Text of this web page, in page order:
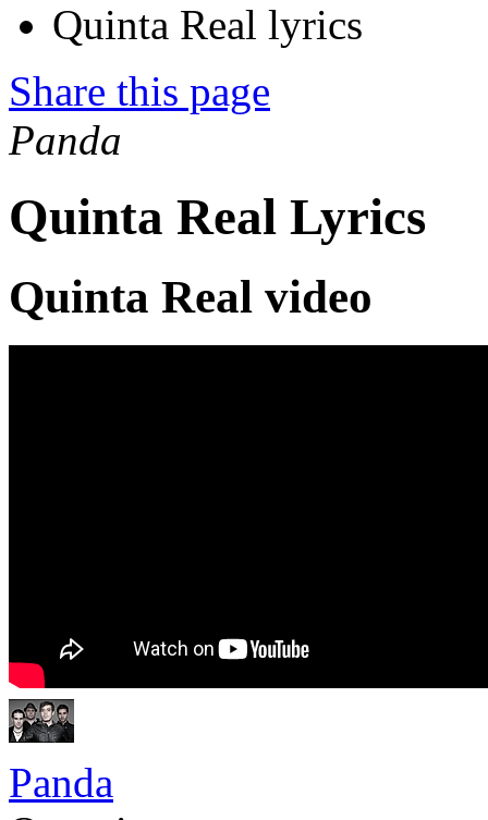
Quinta Real lyrics
Share this page
Panda
Quinta Real Lyrics
Quinta Real video
Panda